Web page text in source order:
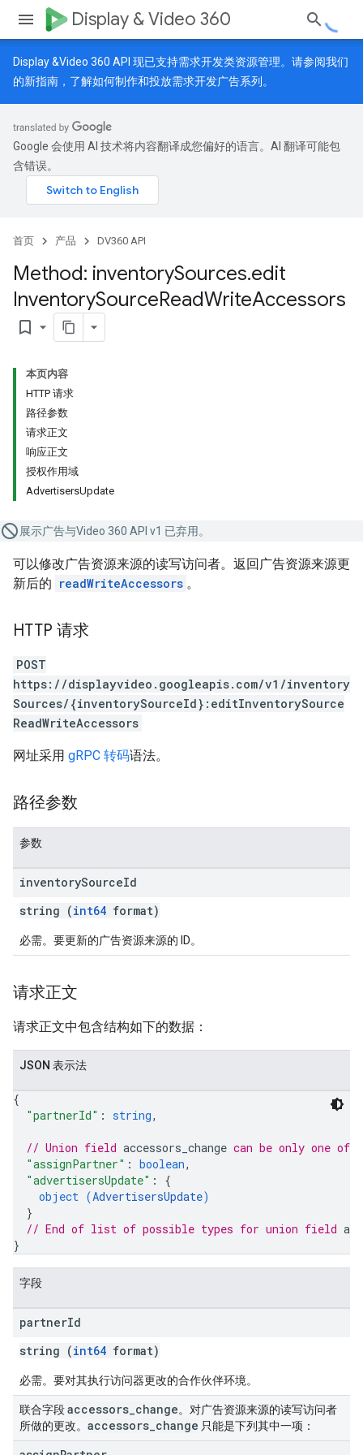
Display & Video 360
Display &Video 360 API 现已支持需求开发类资源管理。请参阅我们
的新指南 ，了解如何制作和投放需求开发广告系列。
Google 会使用 AI 技术将内容翻译成您偏好的语言。AI 翻译可能包
含错误。
首页 产品 DV360 API
Method: inventorySources.edit
InventorySourceReadWriteAccessors
bookmark_border
本页内容
HTTP 请求
路径参数
请求正文
响应正文
授权作用域
AdvertisersUpdate
展示广告与Video 360 API v1 已弃用。
可以修改广告资源来源的读写访问者。返回广告资源来源更
新后的 readWriteAccessors 。
HTTP 请求
POST
https://displayvideo.googleapis.com/v1/inventory
Sources/{inventorySourceId}:editInventorySource
ReadWriteAccessors
网址采用 gRPC 转码语法。
路径参数
参数
inventorySourceId
string (int64 format)
必需。要更新的广告资源来源的 ID。
请求正文
请求正文中包含结构如下的数据：
JSON 表示法
{
"partnerId" : string,
// Union field accessors_change can be only one of
"assignPartner" : boolean,
"advertisersUpdate" : {
object (AdvertisersUpdate)
}
// End of list of possible types for union field
}
字段
partnerId
string (int64 format)
必需。要对其执行访问器更改的合作伙伴环境。
联合字段accessors change。对广告资源来源的读写访问者
所做的更改。 accessors change 只能是下列其中一项：